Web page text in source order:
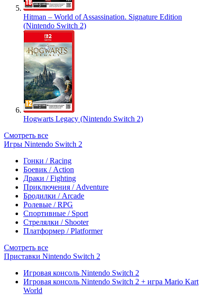
Hitman – World of Assassination. Signature Edition
(Nintendo Switch 2)
Hogwarts Legacy (Nintendo Switch 2)
Смотреть все
Игры Nintendo Switch 2
Гонки / Racing
Боевик / Action
Драки / Fighting
Приключения / Adventure
Бродилки / Arcade
Ролевые / RPG
Спортивные / Sport
Стрелялки / Shooter
Платформер / Platformer
Смотреть все
Приставки Nintendo Switch 2
Игровая консоль Nintendo Switch 2
Игровая консоль Nintendo Switch 2 + игра Mario Kart
World